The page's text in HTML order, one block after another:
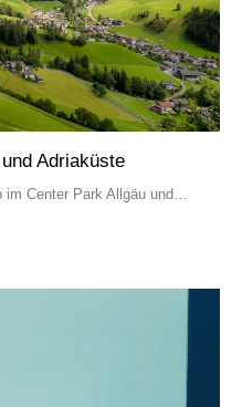
Adriaküste
im Center Park Allgäu und…